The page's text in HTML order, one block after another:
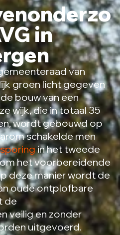
in
van
groen licht gegeven
bouw van een
wijk, die in totaal 35
wordt gebouwd op
schakelde men
in het tweede
het voorbereidende
deze manier wordt de
oude ontplofbare
de
veilig en zonder
uitgevoerd.